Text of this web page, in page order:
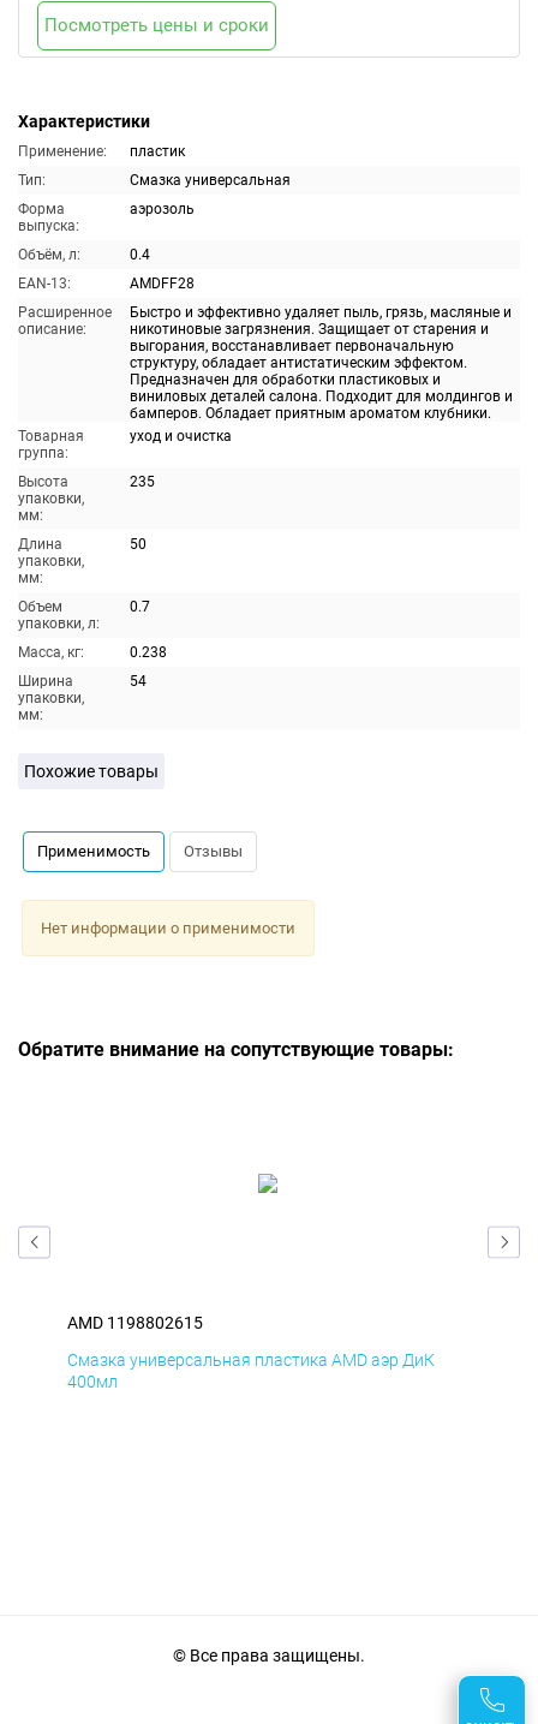
Характеристики
Применение:
пластик
Тип:
Смазка универсальная
Форма
выпуска:
аэрозоль
Объём, л:
0.4
EAN-13:
AMDFF28
Расширенное
описание:
Быстро и эффективно удаляет пыль, грязь, масляные и
никотиновые загрязнения. Защищает от старения и
выгорания, восстанавливает первоначальную
структуру, обладает антистатическим эффектом.
Предназначен для обработки пластиковых и
виниловых деталей салона. Подходит для молдингов и
бамперов. Обладает приятным ароматом клубники.
Товарная
группа:
уход и очистка
Высота
упаковки,
мм:
235
Длина
упаковки,
мм:
50
Объем
упаковки, л:
0.7
Масса, кг:
0.238
Ширина
упаковки,
мм:
54
Посмотреть цены и сроки
Похожие товары
Применимость Отзывы
Нет информации о применимости
Обратите внимание на сопутствующие товары:
AMD 1198802615
Смазка универсальная пластика AMD аэр ДиК
400мл
© Все права защищены.